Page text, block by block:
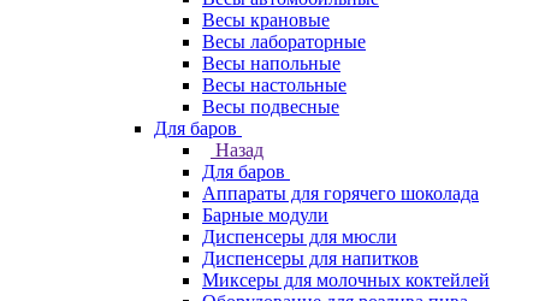
Весы крановые
Весы лабораторные
Весы напольные
Весы настольные
Весы подвесные
Для баров
Назад
Для баров
Аппараты для горячего шоколада
Барные модули
Диспенсеры для мюсли
Диспенсеры для напитков
Миксеры для молочных коктейлей